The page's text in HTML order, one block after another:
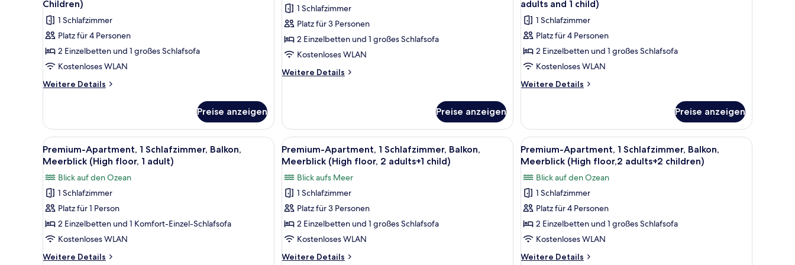
1
child)
anzeigen
Meerblick
(High
floor,
adults
+
child)
Adult)
Child)
für
Premium-
Apartment,
Balkon
(2
Adults
Children)
anzeigen
Children)
1 Schlafzimmer
Platz für 4 Personen
2 Einzelbetten und 1 großes Schlafsofa
Kostenloses WLAN
Weitere Details
Weitere
Apartment,
Balkon
(2
Adults
2
Children)
Preise anzeigen
für
Premium-
Apartment,
Balkon
(3
Adults)
1 Schlafzimmer
Platz für 3 Personen
2 Einzelbetten und 1 großes Schlafsofa
Kostenloses WLAN
Weitere Details
Weitere
Balkon
(3
Adults)
Preise anzeigen
für
Premium-
Apartment,
1
Schlafzimmer,
Balkon
and
child)
anzeigen
adults and 1 child)
1 Schlafzimmer
Platz für 4 Personen
2 Einzelbetten und 1 großes Schlafsofa
Kostenloses WLAN
Weitere Details
Weitere
Apartment,
Schlafzimmer,
Balkon
adults
and
child)
Preise anzeigen
Alle
Fotos
Premium-
Apartment,
1
Schlafzimmer,
Balkon,
Meerblick
Schreibtisch, kostenlose Babybetten, kostenloses WLAN, Bettwäsche
16
Premium-Apartment, 1 Schlafzimmer, Balkon,
Meerblick (High floor, 1 adult)
Blick auf den Ozean
1 Schlafzimmer
Platz für 1 Person
2 Einzelbetten und 1 Komfort-Einzel-Schlafsofa
Kostenloses WLAN
Weitere Details
Weitere
Alle
Fotos
Premium-
Apartment,
1
Schlafzimmer,
Balkon,
Meerblick
Schreibtisch, kostenlose Babybetten, kostenloses WLAN, Bettwäsche
16
Premium-Apartment, 1 Schlafzimmer, Balkon,
Meerblick (High floor, 2 adults+1 child)
Blick aufs Meer
1 Schlafzimmer
Platz für 3 Personen
2 Einzelbetten und 1 großes Schlafsofa
Kostenloses WLAN
Weitere Details
Weitere
Alle
Fotos
Premium-
Apartment,
1
Schlafzimmer,
Balkon,
Meerblick
Schreibtisch, kostenlose Babybetten,
16
Premium-Apartment, 1 Schlafzimmer, Balkon,
Meerblick (High floor,2 adults+2 children)
Blick auf den Ozean
1 Schlafzimmer
Platz für 4 Personen
2 Einzelbetten und 1 großes Schlafsofa
Kostenloses WLAN
Weitere Details
Weitere